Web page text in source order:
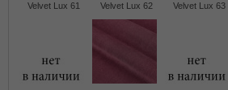
Velvet Lux 61 Velvet Lux 62 Velvet Lux 63